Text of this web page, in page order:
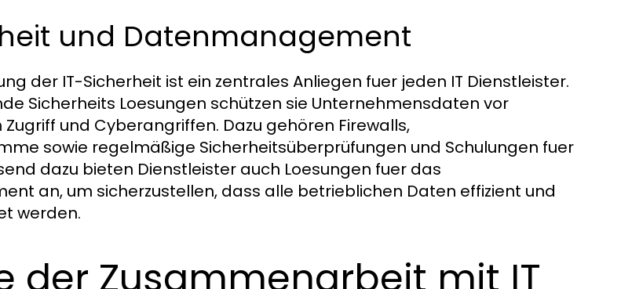
und Datenmanagement
der IT-Sicherheit ist ein zentrales Anliegen fuer jeden IT Dienstleister.
Sicherheits Loesungen schützen sie Unternehmensdaten vor
und Cyberangriffen. Dazu gehören Firewalls,
sowie regelmäßige Sicherheitsüberprüfungen und Schulungen fuer
dazu bieten Dienstleister auch Loesungen fuer das
an, um sicherzustellen, dass alle betrieblichen Daten effizient und
werden.
der Zusammenarbeit mit IT